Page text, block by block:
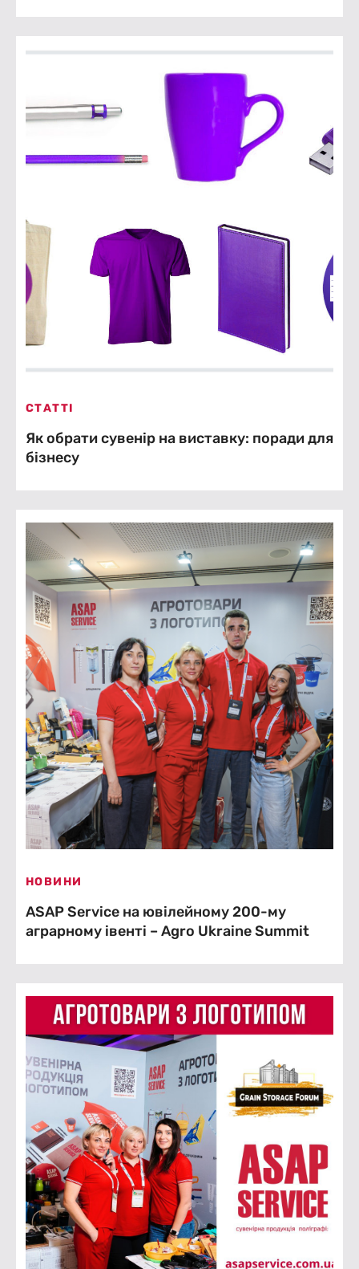
СТАТТІ
Як обрати сувенір на виставку: поради для
бізнесу
НОВИНИ
ASAP Service на ювілейному 200-му
аграрному івенті – Agro Ukraine Summit